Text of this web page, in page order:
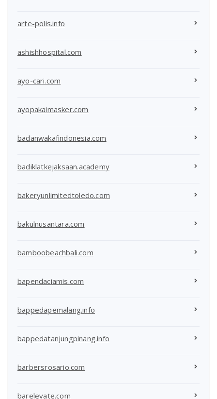
arte-polis.info
ashishhospital.com
ayo-cari.com
ayopakaimasker.com
badanwakafindonesia.com
badiklatkejaksaan.academy
bakeryunlimitedtoledo.com
bakulnusantara.com
bamboobeachbali.com
bapendaciamis.com
bappedapemalang.info
bappedatanjungpinang.info
barbersrosario.com
barelevate.com